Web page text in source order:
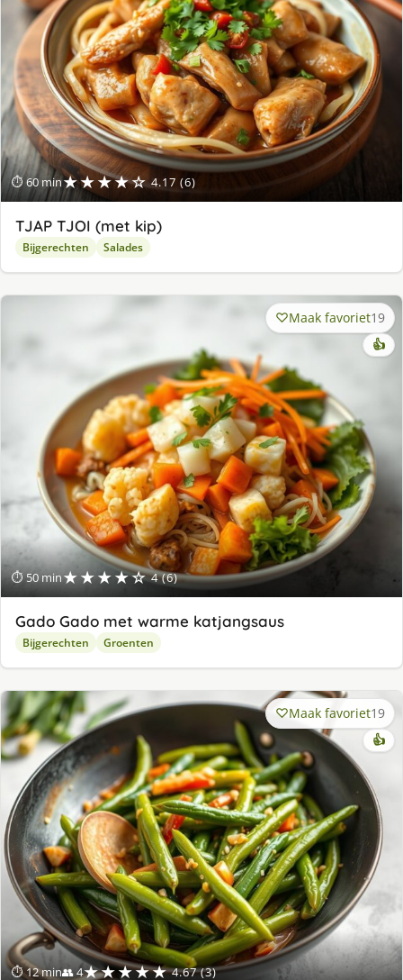
⏱ 60 min★★★★☆ 4.17 (6)
TJAP TJOI (met kip)
Bijgerechten Salades
⏱ 50 min★★★★☆ 4 (6)
Maak favoriet19
👍
Gado Gado met warme katjangsaus
Bijgerechten Groenten
⏱ 12 min👥 4★★★★★ 4.67 (3)
Maak favoriet19
👍